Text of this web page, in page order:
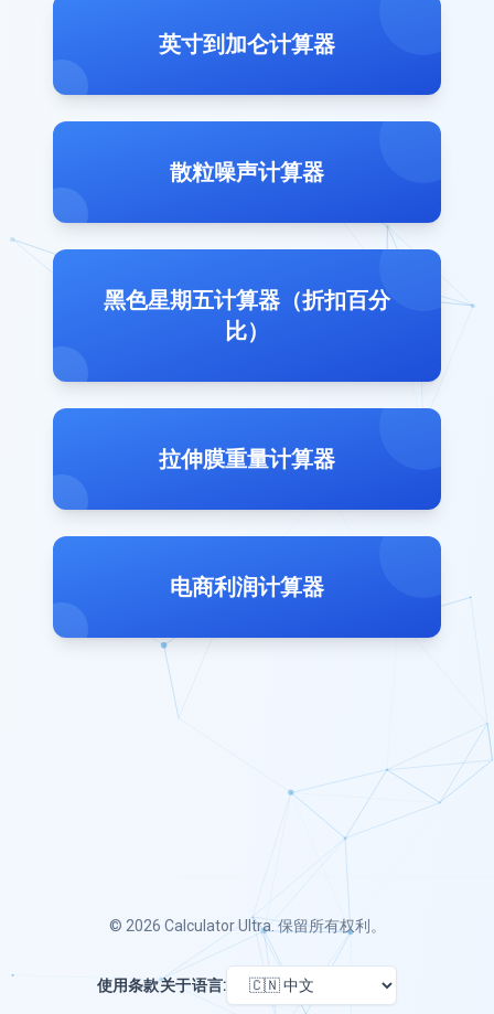
英寸到加仑计算器
散粒噪声计算器
黑色星期五计算器（折扣百分
比）
拉伸膜重量计算器
电商利润计算器
© 2026 Calculator Ultra. 保留所有权利。
使用条款关于语言: